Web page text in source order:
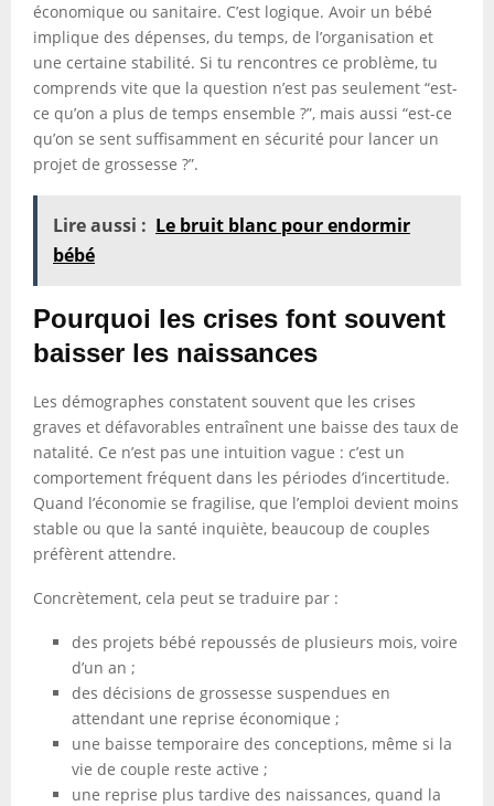
économique ou sanitaire. C’est logique. Avoir un bébé
implique des dépenses, du temps, de l’organisation et
une certaine stabilité. Si tu rencontres ce problème, tu
comprends vite que la question n’est pas seulement “est-
ce qu’on a plus de temps ensemble ?”, mais aussi “est-ce
qu’on se sent suffisamment en sécurité pour lancer un
projet de grossesse ?”.
Lire aussi : Le bruit blanc pour endormir
bébé
Pourquoi les crises font souvent
baisser les naissances
Les démographes constatent souvent que les crises
graves et défavorables entraînent une baisse des taux de
natalité. Ce n’est pas une intuition vague : c’est un
comportement fréquent dans les périodes d’incertitude.
Quand l’économie se fragilise, que l’emploi devient moins
stable ou que la santé inquiète, beaucoup de couples
préfèrent attendre.
Concrètement, cela peut se traduire par :
des projets bébé repoussés de plusieurs mois, voire
d’un an ;
des décisions de grossesse suspendues en
attendant une reprise économique ;
une baisse temporaire des conceptions, même si la
vie de couple reste active ;
une reprise plus tardive des naissances, quand la